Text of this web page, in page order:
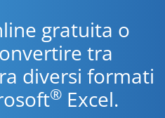
gratuita o
tra
diversi formati
® Excel.